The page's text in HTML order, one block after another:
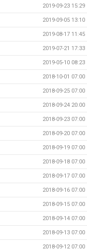
2019-09-23 15:29
2019-09-05 13:10
2019-08-17 11:45
2019-07-21 17:33
2019-05-10 08:23
2018-10-01 07:00
2018-09-25 07:00
2018-09-24 20:00
2018-09-23 07:00
2018-09-20 07:00
2018-09-19 07:00
2018-09-18 07:00
2018-09-17 07:00
2018-09-16 07:00
2018-09-15 07:00
2018-09-14 07:00
2018-09-13 07:00
2018-09-12 07:00